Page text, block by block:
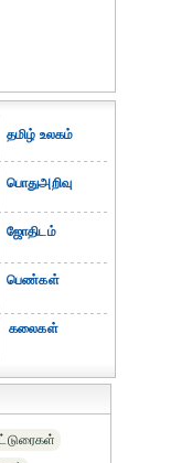
தமிழ் உலகம்
பொதுஅறிவு
ஜோதிடம்
பெண்கள்
கலைகள்